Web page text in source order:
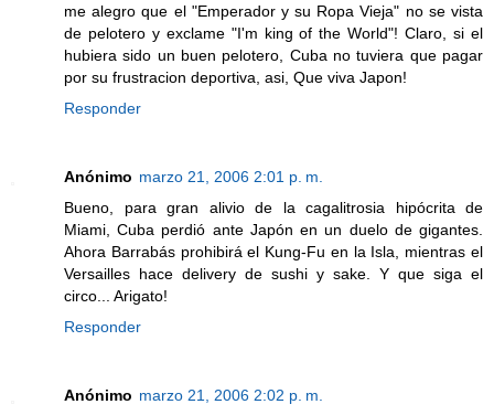
me alegro que el "Emperador y su Ropa Vieja" no se vista
de pelotero y exclame "I'm king of the World"! Claro, si el
hubiera sido un buen pelotero, Cuba no tuviera que pagar
por su frustracion deportiva, asi, Que viva Japon!
Responder
Anónimo marzo 21, 2006 2:01 p. m.
Bueno, para gran alivio de la cagalitrosia hipócrita de
Miami, Cuba perdió ante Japón en un duelo de gigantes.
Ahora Barrabás prohibirá el Kung-Fu en la Isla, mientras el
Versailles hace delivery de sushi y sake. Y que siga el
circo... Arigato!
Responder
Anónimo marzo 21, 2006 2:02 p. m.